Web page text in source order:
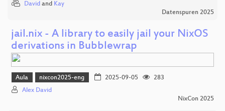
David and Kay
Datenspuren 2025
jail.nix - A library to easily jail your NixOS
derivations in Bubblewrap
Aula nixcon2025-eng 2025-09-05
283
Alex David
NixCon 2025